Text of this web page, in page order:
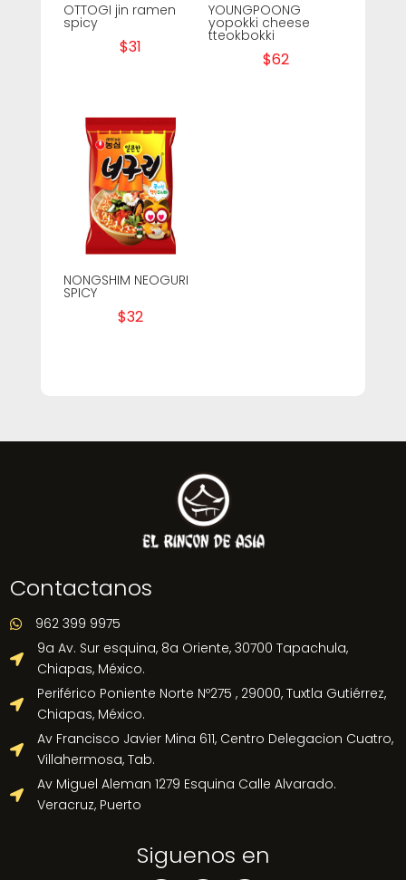
OTTOGI jin ramen
spicy
$31
YOUNGPOONG
yopokki cheese
tteokbokki
$62
NONGSHIM NEOGURI
SPICY
$32
Contactanos
 962 399 9975

9a Av. Sur esquina, 8a Oriente, 30700 Tapachula,
Chiapas, México.

Periférico Poniente Norte Nº275 , 29000, Tuxtla Gutiérrez,
Chiapas, México.

Av Francisco Javier Mina 611, Centro Delegacion Cuatro,
Villahermosa, Tab.

Av Miguel Aleman 1279 Esquina Calle Alvarado.
Veracruz, Puerto
Siguenos en